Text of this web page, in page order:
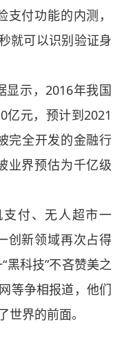
付功能的内测，
就可以识别验证身
示，2016年我国
亿元，预计到2021
完全开发的金融行
业界预估为千亿级
付、无人超市一
创新领域再次占得
黑科技”不吝赞美之
等争相报道，他们
世界的前面。